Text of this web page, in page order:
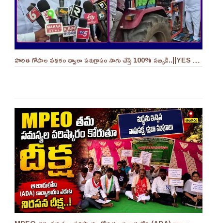
హరిత గోపాల పథకం ద్వారా పశుగ్రాసం సాగు చేస్తే 100% సబ్సిడీ..||YES 9TV